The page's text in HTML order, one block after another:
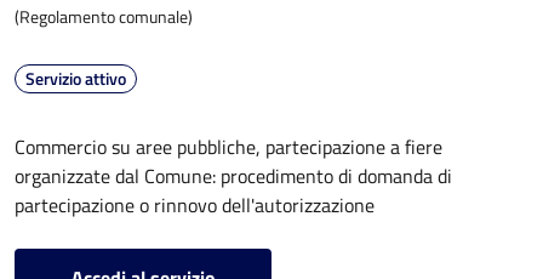
(Regolamento comunale)
Servizio attivo
Commercio su aree pubbliche, partecipazione a fiere
organizzate dal Comune: procedimento di domanda di
partecipazione o rinnovo dell'autorizzazione